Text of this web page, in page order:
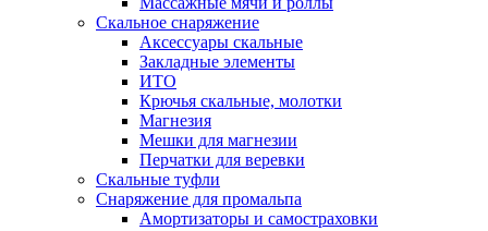
Скальное снаряжение
Аксессуары скальные
Закладные элементы
ИТО
Крючья скальные, молотки
Магнезия
Мешки для магнезии
Перчатки для веревки
Скальные туфли
Снаряжение для промальпа
Амортизаторы и самостраховки